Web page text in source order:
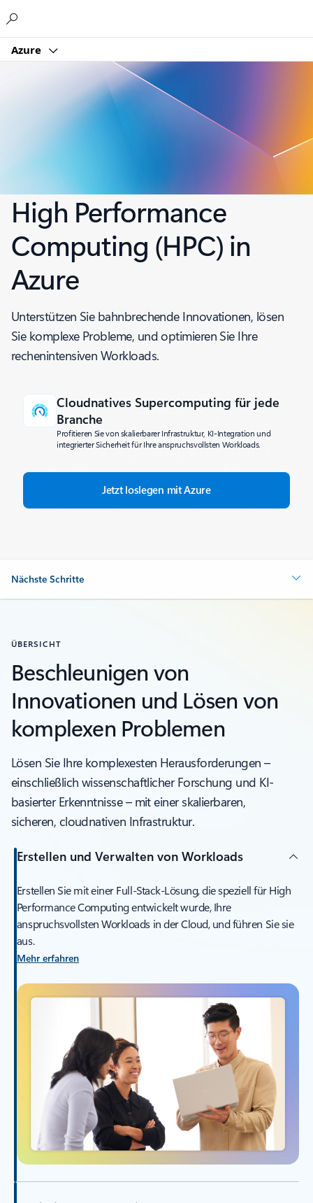
Azure
High Performance
Computing (HPC) in
Azure
Unterstützen Sie bahnbrechende Innovationen, lösen
Sie komplexe Probleme, und optimieren Sie Ihre
rechenintensiven Workloads.
Cloudnatives Supercomputing für jede
Branche
Profitieren Sie von skalierbarer Infrastruktur, KI-Integration und
integrierter Sicherheit für Ihre anspruchsvollsten Workloads.
Jetzt loslegen mit Azure
Nächste Schritte
ÜBERSICHT
Beschleunigen von
Innovationen und Lösen von
komplexen Problemen
Lösen Sie Ihre komplexesten Herausforderungen –
einschließlich wissenschaftlicher Forschung und KI-
basierter Erkenntnisse – mit einer skalierbaren,
sicheren, cloudnativen Infrastruktur.
Erstellen und Verwalten von Workloads
Erstellen Sie mit einer Full-Stack-Lösung, die speziell für High
Performance Computing entwickelt wurde, Ihre
anspruchsvollsten Workloads in der Cloud, und führen Sie sie
aus.
Mehr erfahren